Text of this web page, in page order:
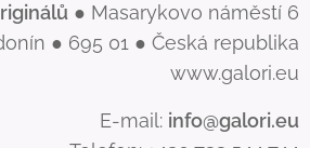
● Masarykovo náměstí 6
● 695 01 ● Česká republika
www.galori.eu
E-mail: info@galori.eu